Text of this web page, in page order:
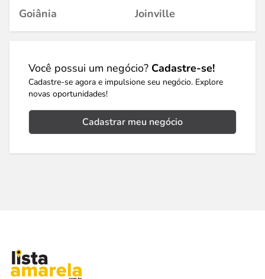
Goiânia
Joinville
Você possui um negócio? Cadastre-se!
Cadastre-se agora e impulsione seu negócio. Explore
novas oportunidades!
Cadastrar meu negócio